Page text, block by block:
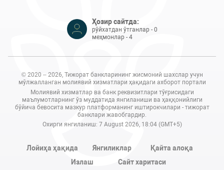
Ҳозир сайтда:
рўйхатдан ўтганлар - 0
меҳмонлар - 4
© 2020 – 2026, Тижорат банкларининг жисмоний шахслар учун
мўлжалланган молиявий хизматлари ҳақидаги ахборот портали
Молиявий хизматлар ва банк реквизитлари тўғрисидаги
маълумотларнинг ўз муддатида янгиланиши ва ҳаққонийлиги
бўйича бевосита мазкур платформанинг иштирокчилари - тижорат
банклари жавобгардир.
Охирги янгиланиш: 7 August 2026, 18:04 (GMT+5)
Лойиҳа ҳақида Янгиликлар
Қайта алоқа
Излаш
Сайт харитаси